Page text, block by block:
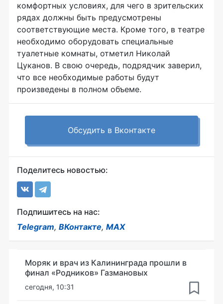
комфортных условиях, для чего в зрительских
рядах должны быть предусмотрены
соответствующие места. Кроме того, в театре
необходимо оборудовать специальные
туалетные комнаты, отметил Николай
Цуканов. В свою очередь, подрядчик заверил,
что все необходимые работы будут
произведены в полном объеме.
Обсудить в Вконтакте
Поделитесь новостью:
Подпишитесь на нас:
Telegram, ВКонтакте, MAX
Моряк и врач из Калининграда прошли в
финал «Родников» Газмановых
сегодня, 10:31